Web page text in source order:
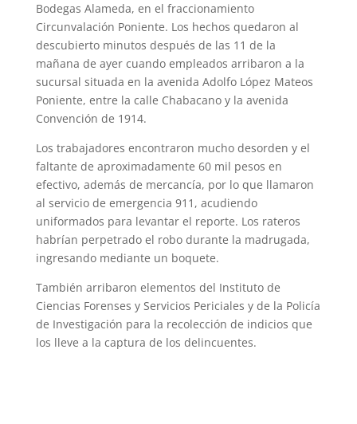
Bodegas Alameda, en el fraccionamiento
Circunvalación Poniente. Los hechos quedaron al
descubierto minutos después de las 11 de la
mañana de ayer cuando empleados arribaron a la
sucursal situada en la avenida Adolfo López Mateos
Poniente, entre la calle Chabacano y la avenida
Convención de 1914.
Los trabajadores encontraron mucho desorden y el
faltante de aproximadamente 60 mil pesos en
efectivo, además de mercancía, por lo que llamaron
al servicio de emergencia 911, acudiendo
uniformados para levantar el reporte. Los rateros
habrían perpetrado el robo durante la madrugada,
ingresando mediante un boquete.
También arribaron elementos del Instituto de
Ciencias Forenses y Servicios Periciales y de la Policía
de Investigación para la recolección de indicios que
los lleve a la captura de los delincuentes.